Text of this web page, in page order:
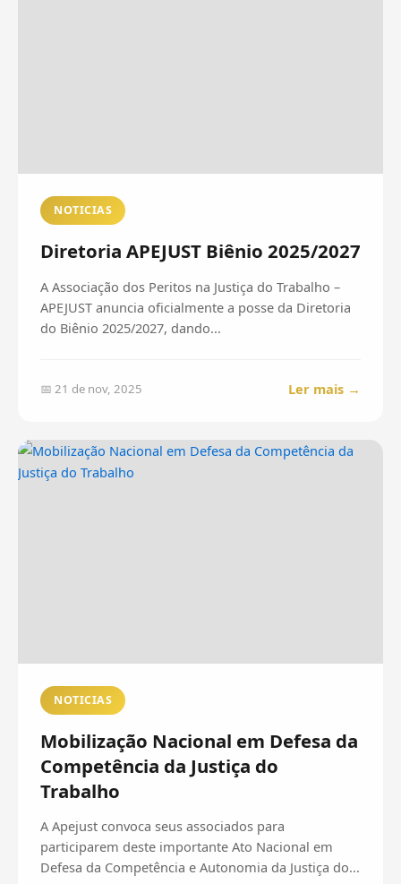
NOTICIAS
Diretoria APEJUST Biênio 2025/2027
A Associação dos Peritos na Justiça do Trabalho –
APEJUST anuncia oficialmente a posse da Diretoria
do Biênio 2025/2027, dando...
📅 21 de nov, 2025 Ler mais →
NOTICIAS
Mobilização Nacional em Defesa da
Competência da Justiça do
Trabalho
A Apejust convoca seus associados para
participarem deste importante Ato Nacional em
Defesa da Competência e Autonomia da Justiça do...